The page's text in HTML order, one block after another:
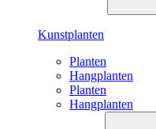
Kunstplanten
Planten
Hangplanten
Planten
Hangplanten